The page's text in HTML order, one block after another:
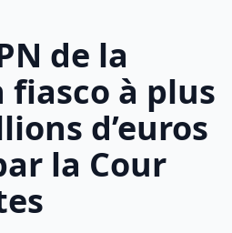
de la
fiasco à plus
d’euros
la Cour